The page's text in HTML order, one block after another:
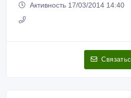
Активность 17/03/2014 14:40